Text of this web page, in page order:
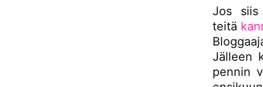
Jos siis
teitä
Jälleen
pennin